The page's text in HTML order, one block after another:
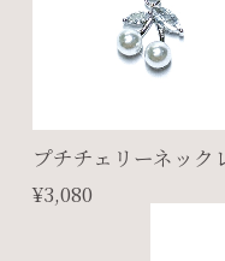
プチチェリーネック
¥3,080